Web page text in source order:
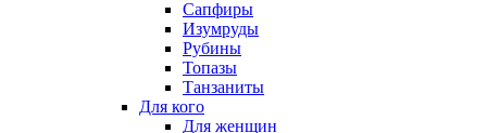
Сапфиры
Изумруды
Рубины
Топазы
Танзаниты
Для кого
Для женщин